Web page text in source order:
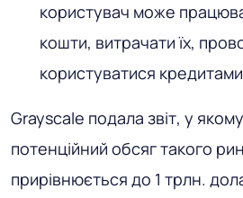
користувач може
кошти, витрачати їх,
користуватися кредитами
Grayscale подала звіт, у
потенційний обсяг такого
прирівнюється до 1 трлн.